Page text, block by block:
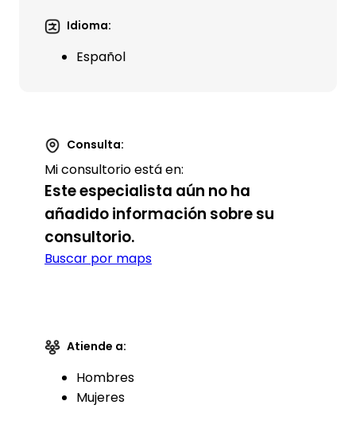
Idioma:
Español
Consulta:
Mi consultorio está en:
Este especialista aún no ha
añadido información sobre su
consultorio.
Buscar por maps
Atiende a:
Hombres
Mujeres